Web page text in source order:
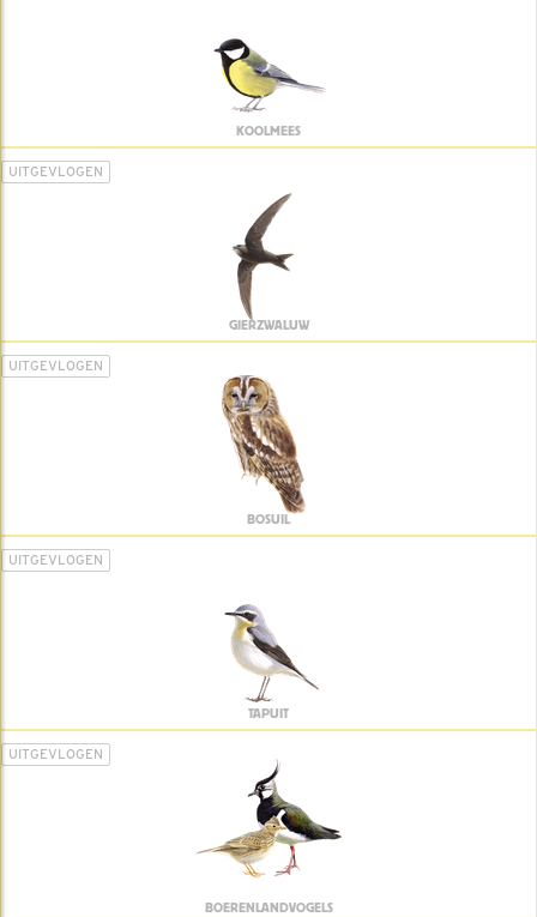
KOOLMEES
UITGEVLOGEN
GIERZWALUW
UITGEVLOGEN
BOSUIL
UITGEVLOGEN
TAPUIT
UITGEVLOGEN
BOERENLANDVOGELS